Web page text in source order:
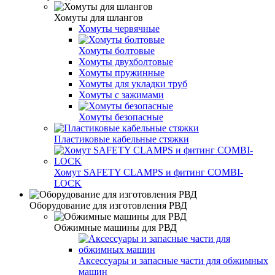
Хомуты для шлангов
Хомуты червячные
Хомуты болтовые
Хомуты двухболтовые
Хомуты пружинные
Хомуты для укладки труб
Хомуты с зажимами
Хомуты безопасные
Пластиковые кабельные стяжки
Хомут SAFETY CLAMPS и фитинг COMBI-
LOCK
Оборудование для изготовления РВД
Обжимные машины для РВД
Аксессуары и запасные части для обжимных
машин